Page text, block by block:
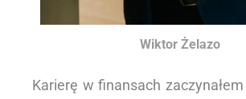
Wiktor Żelazo
Karierę w finansach